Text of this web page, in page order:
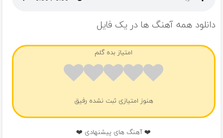
دانلود همه آهنگ ها در یک فایل
امتیاز بده گلم
هنوز امتیازی ثبت نشده رفیق
❤️ آهنگ های پیشنهادی ❤️